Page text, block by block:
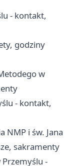
- kontakt,
godziny
w
- kontakt,
NMP i św. Jana
sakramenty
Przemyślu -